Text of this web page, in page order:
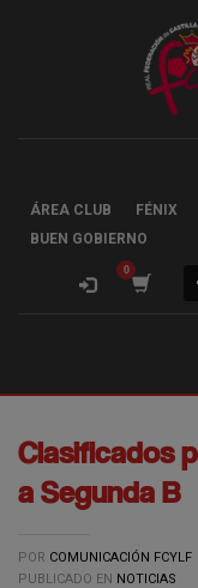
ÁREA CLUB FÉNIX
BUEN GOBIERNO
Clasificados
a Segunda B
POR COMUNICACIÓN FCYLF
PUBLICADO EN NOTICIAS